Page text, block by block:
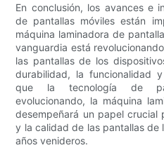
En conclusión, los avances e
de pantallas móviles están
máquina laminadora de
vanguardia está
las pantallas de los
durabilidad, la funcionalidad
que la tecnología de
evolucionando, la máquina
desempeñará un papel crucial
y la calidad de las pantallas de
años venideros.